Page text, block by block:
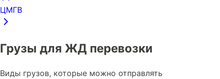
ЦМГВ
Грузы для ЖД перевозки
Виды грузов, которые можно отправлять